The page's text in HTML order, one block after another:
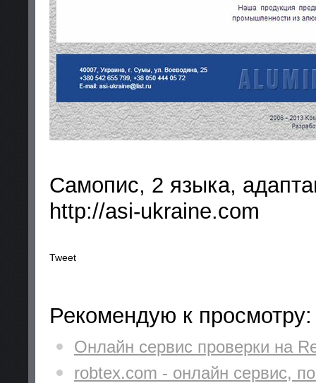
Самопис, 2 языка,
http://asi-ukraine.com
Tweet
Рекомендую к просмотру:
Онлайн сервис проверки на
robtex.com - онлайн сервис,